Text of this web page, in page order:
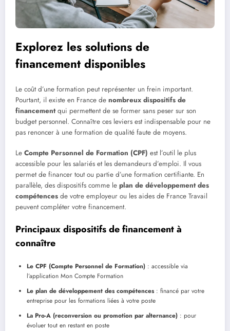
Explorez les solutions de
financement disponibles
Le coût d’une formation peut représenter un frein important.
Pourtant, il existe en France de nombreux dispositifs de
financementqui permettent de se former sans peser sur son
budget personnel. Connaître ces leviers est indispensable pour ne
pas renoncer à une formation de qualité faute de moyens.
Le Compte Personnel de Formation (CPF) est l’outil le plus
accessible pour les salariés et les demandeurs d’emploi. Il vous
permet de financer tout ou partie d’une formation certifiante. En
parallèle, des dispositifs comme le plan de développement des
compétences de votre employeur ou les aides de France Travail
peuvent compléter votre financement.
Principaux dispositifs de financement à
connaître
Le CPF (Compte Personnel de Formation) : accessible via
l’application Mon Compte Formation
Le plan de développement des compétences: financé par votre
entreprise pour les formations liées à votre poste
La Pro-A (reconversion ou promotion par alternance) : pour
évoluer tout en restant en poste